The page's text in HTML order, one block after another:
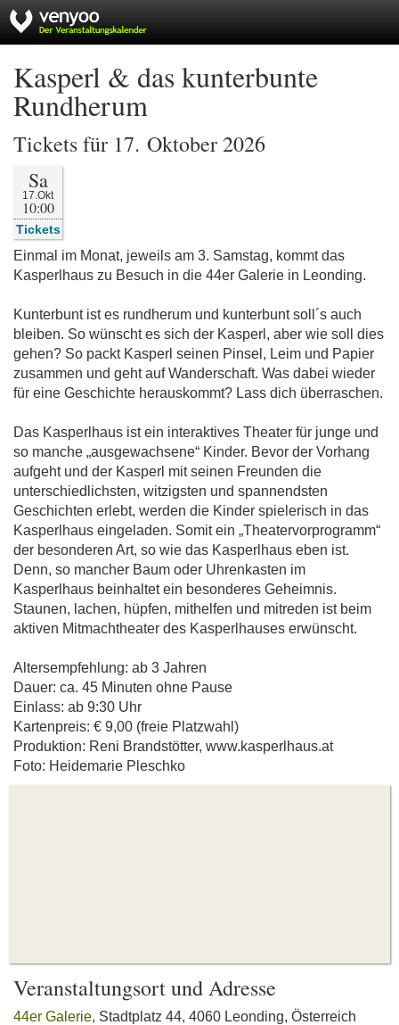
Kasperl & das kunterbunte
Rundherum
Tickets für 17. Oktober 2026
Sa
17.Okt
10:00
Tickets
Einmal im Monat, jeweils am 3. Samstag, kommt das
Kasperlhaus zu Besuch in die 44er Galerie in Leonding.
Kunterbunt ist es rundherum und kunterbunt soll´s auch
bleiben. So wünscht es sich der Kasperl, aber wie soll dies
gehen? So packt Kasperl seinen Pinsel, Leim und Papier
zusammen und geht auf Wanderschaft. Was dabei wieder
für eine Geschichte herauskommt? Lass dich überraschen.
Das Kasperlhaus ist ein interaktives Theater für junge und
so manche „ausgewachsene“ Kinder. Bevor der Vorhang
aufgeht und der Kasperl mit seinen Freunden die
unterschiedlichsten, witzigsten und spannendsten
Geschichten erlebt, werden die Kinder spielerisch in das
Kasperlhaus eingeladen. Somit ein „Theatervorprogramm“
der besonderen Art, so wie das Kasperlhaus eben ist.
Denn, so mancher Baum oder Uhrenkasten im
Kasperlhaus beinhaltet ein besonderes Geheimnis.
Staunen, lachen, hüpfen, mithelfen und mitreden ist beim
aktiven Mitmachtheater des Kasperlhauses erwünscht.
Altersempfehlung: ab 3 Jahren
Dauer: ca. 45 Minuten ohne Pause
Einlass: ab 9:30 Uhr
Kartenpreis: € 9,00 (freie Platzwahl)
Produktion: Reni Brandstötter, www.kasperlhaus.at
Foto: Heidemarie Pleschko
Veranstaltungsort und Adresse
44er Galerie, Stadtplatz 44, 4060 Leonding, Österreich